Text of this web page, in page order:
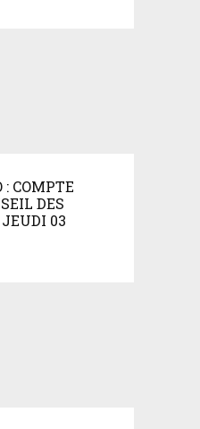
COMPTE
DES
03